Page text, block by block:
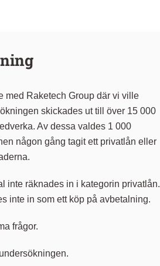
med Raketech Group där vi ville
skickades ut till över 15 000
Av dessa valdes 1 000
någon gång tagit ett privatlån eller
inte räknades in i kategorin privatlån.
inte in som ett köp på avbetalning.
frågor.